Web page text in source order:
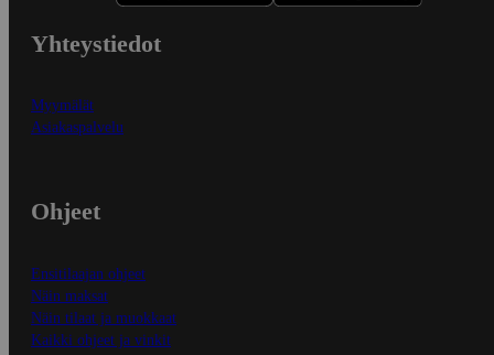
Yhteystiedot
Myymälät
Asiakaspalvelu
Ohjeet
Ensitilaajan ohjeet
Näin maksat
Näin tilaat ja muokkaat
Kaikki ohjeet ja vinkit